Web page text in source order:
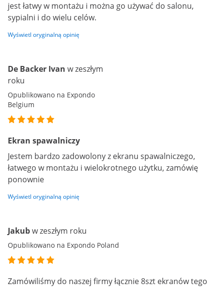
jest łatwy w montażu i można go używać do salonu,
sypialni i do wielu celów.
Wyświetl oryginalną opinię
De Backer Ivan w zeszłym
roku
Opublikowano na Expondo
Belgium
Ekran spawalniczy
Jestem bardzo zadowolony z ekranu spawalniczego,
łatwego w montażu i wielokrotnego użytku, zamówię
ponownie
Wyświetl oryginalną opinię
Jakubw zeszłym roku
Opublikowano na Expondo Poland
Zamówiliśmy do naszej firmy łącznie 8szt ekranów tego